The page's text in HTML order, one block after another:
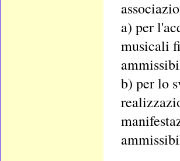
a) per
musicali
b) per lo